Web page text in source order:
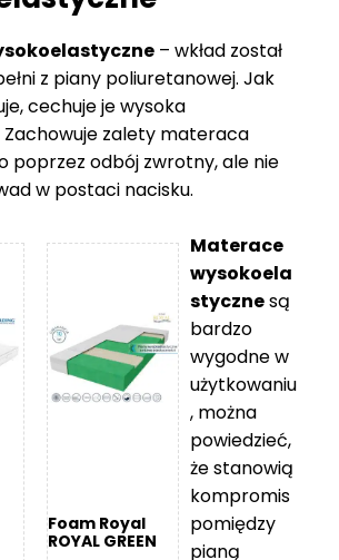
069 zł
– wkład został
z piany poliuretanowej. Jak
cechuje je wysoka
zalety materaca
poprzez odbój zwrotny, ale nie
w postaci nacisku.
Foam Royal
ROYAL GREEN
Materace
wysokoela
stycznesą
bardzo
wygodne w
użytkowaniu
, można
powiedzieć,
że stanowią
kompromis
pomiędzy
pianą